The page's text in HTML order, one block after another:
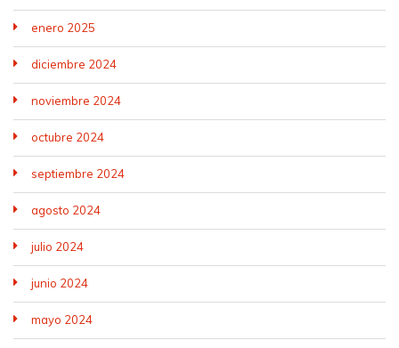
enero 2025
diciembre 2024
noviembre 2024
octubre 2024
septiembre 2024
agosto 2024
julio 2024
junio 2024
mayo 2024